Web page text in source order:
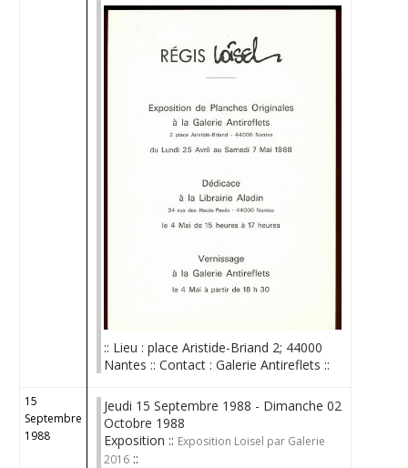
:: Lieu : place Aristide-Briand 2; 44000
Nantes :: Contact : Galerie Antireflets ::
15
Septembre
1988
Jeudi 15 Septembre 1988 - Dimanche 02
Octobre 1988
Exposition :: Exposition Loisel par Galerie
2016 ::